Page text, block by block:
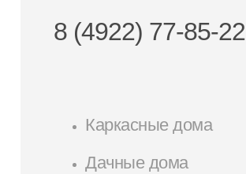
8 (4922) 77-85-22
Каркасные дома
Дачные дома